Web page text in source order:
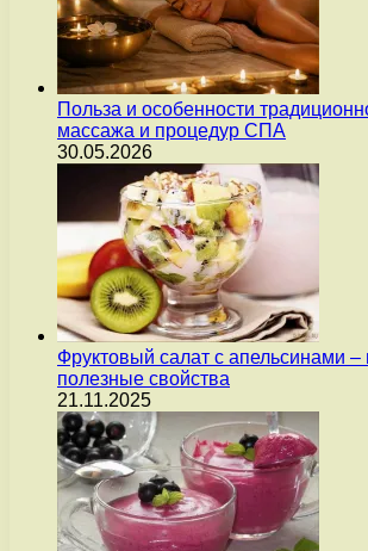
Польза и особенности
массажа и процедур СПА
30.05.2026
Фруктовый салат с апельсинами –
полезные свойства
21.11.2025